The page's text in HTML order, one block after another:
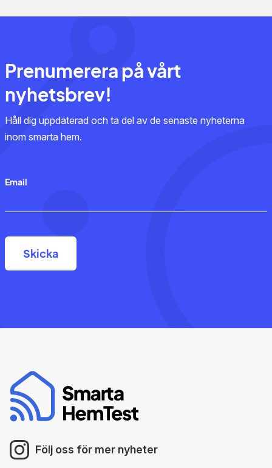
Prenumerera på vårt
nyhetsbrev!
Håll dig uppdaterad och ta del av de senaste nyheterna
inom smarta hem.
Email
Följ oss för mer nyheter